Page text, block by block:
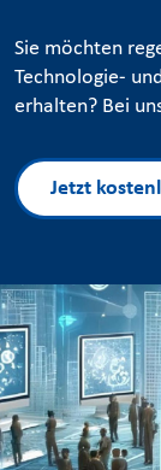
Sie möchten
Technologie-
erhalten? Bei
Jetzt